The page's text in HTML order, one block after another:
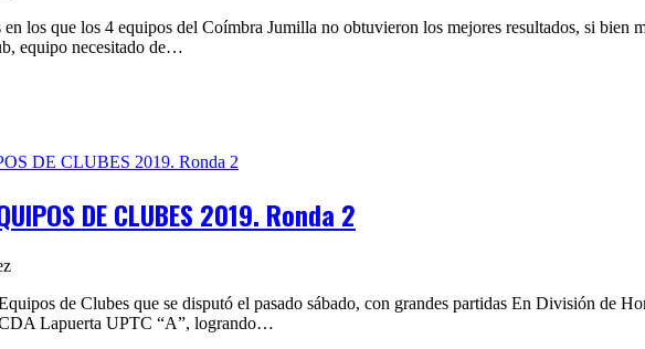
los que los 4 equipos del Coímbra Jumilla no obtuvieron los mejores resultados, si
equipo necesitado de…
DE CLUBES 2019. Ronda 2
de Clubes que se disputó el pasado sábado, con grandes partidas En División de
CDA Lapuerta UPTC “A”, logrando…